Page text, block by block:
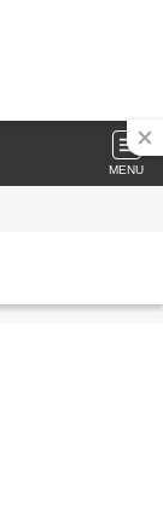
MENU